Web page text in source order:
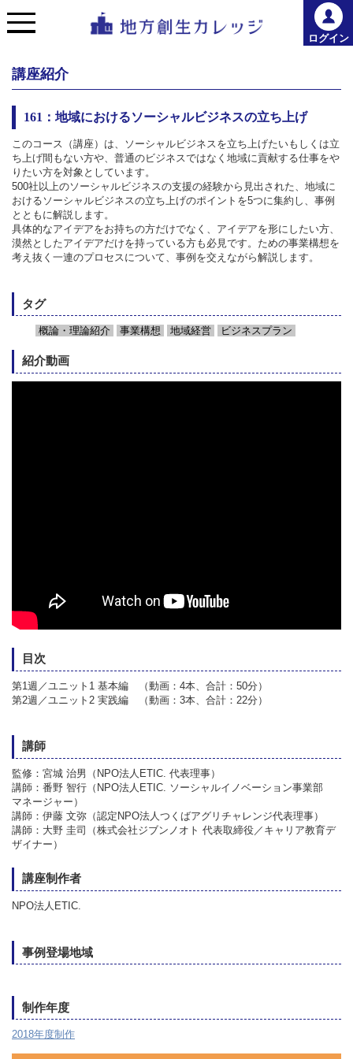
ログイン
講座紹介
161：地域におけるソーシャルビジネスの立ち上げ
このコース（講座）は、ソーシャルビジネスを立ち上げたいもしくは立
ち上げ間もない方や、普通のビジネスではなく地域に貢献する仕事をや
りたい方を対象としています。
500社以上のソーシャルビジネスの支援の経験から見出された、地域に
おけるソーシャルビジネスの立ち上げのポイントを5つに集約し、事例
とともに解説します。
具体的なアイデアをお持ちの方だけでなく、アイデアを形にしたい方、
漠然としたアイデアだけを持っている方も必見です。ための事業構想を
考え抜く一連のプロセスについて、事例を交えながら解説します。
タグ
概論・理論紹介 事業構想 地域経営 ビジネスプラン
紹介動画
目次
第1週／ユニット1 基本編 （動画：4本、合計：50分）
第2週／ユニット2 実践編 （動画：3本、合計：22分）
講師
監修：宮城 治男（NPO法人ETIC. 代表理事）
講師：番野 智行（NPO法人ETIC. ソーシャルイノベーション事業部
マネージャー）
講師：伊藤 文弥（認定NPO法人つくばアグリチャレンジ代表理事）
講師：大野 圭司（株式会社ジブンノオト 代表取締役／キャリア教育デ
ザイナー）
講座制作者
NPO法人ETIC.
事例登場地域
制作年度
2018年度制作